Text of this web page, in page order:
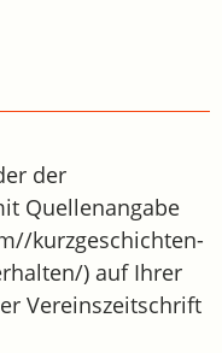
der
Quellenangabe
kurzgeschichten-
) auf Ihrer
Vereinszeitschrift